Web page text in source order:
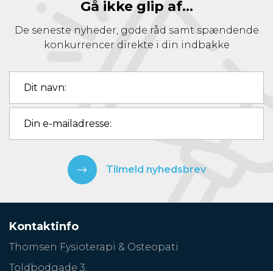
Gå ikke glip af...
De seneste nyheder, gode råd samt spændende
konkurrencer direkte i din indbakke
Tilmeld nyhedsbrev
Kontaktinfo
Thomsen Fysioterapi & Osteopati
Toldbodgade 3,